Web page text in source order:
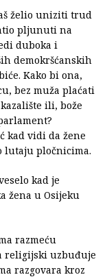
želio uniziti trud
pljunuti na
duboka i
demokršćanskih
Kako bi ona,
bez muža plaćati
ili, bože
kad vidi da žene
lutaju pločnicima.
kad je
žena u Osijeku
razmeću
religijski uzbuđuje
razgovara kroz